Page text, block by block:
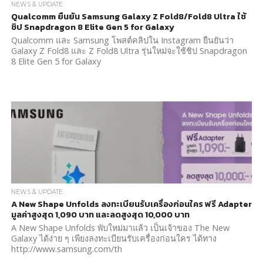
NEWS & UPDATE
Qualcomm ยืนยัน Samsung Galaxy Z Fold8/Fold8 Ultra ใช้
ชิป Snapdragon 8 Elite Gen 5 for Galaxy
Qualcomm และ Samsung โพสต์คลิปใน Instagram ยืนยันว่า
Galaxy Z Fold8 และ Z Fold8 Ultra รุ่นใหม่จะใช้ชิป Snapdragon
8 Elite Gen 5 for Galaxy
NEWS & UPDATE
A New Shape Unfolds ลงทะเบียนรับเครื่องก่อนใคร ฟรี Adapter
มูลค่าสูงสุด 1,090 บาท และลดสูงสุด 10,000 บาท
A New Shape Unfolds พับใหม่มาแล้ว เป็นเจ้าของ The New
Galaxy ได้ง่าย ๆ เพียงลงทะเบียนรับเครื่องก่อนใคร ได้ทาง
http://www.samsung.com/th